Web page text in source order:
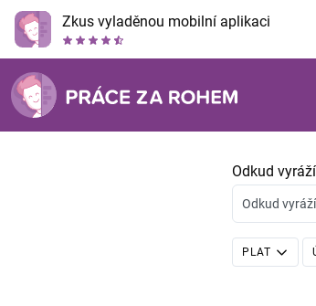
Zkus vyladěnou mobilní aplikaci
Odkud
Odkud
PLAT